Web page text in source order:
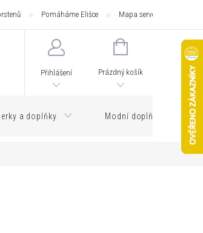
Pomáháme Elišce Mapa serveru
Přihlášení
NÁKUPNÍ
Prázdný košík
a doplňky Modní doplňky